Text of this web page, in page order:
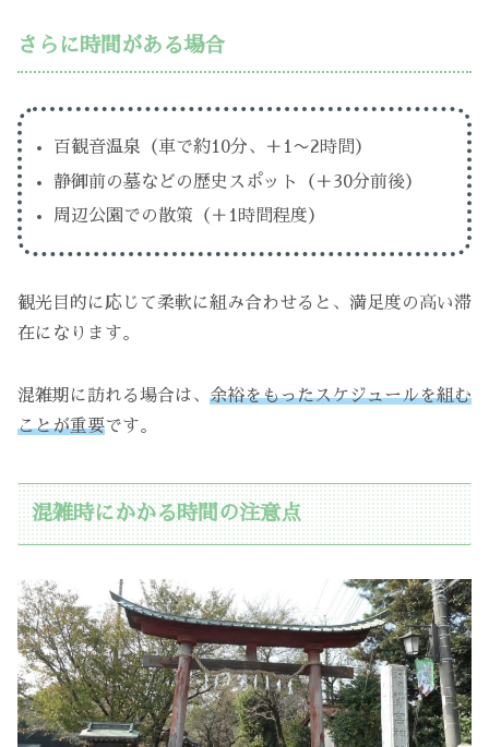
さらに時間がある場合
百観音温泉（車で約10分、＋1〜2時間）
静御前の墓などの歴史スポット（＋30分前後）
周辺公園での散策（＋1時間程度）
観光目的に応じて柔軟に組み合わせると、満足度の高い滞
在になります。
混雑期に訪れる場合は、 余裕をもったスケジュールを組む
ことが重要です。
混雑時にかかる時間の注意点